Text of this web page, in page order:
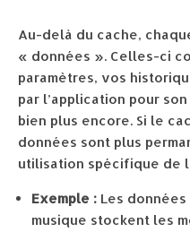
Au-delà du cache,
« données ». Celles-ci
paramètres, vos
par l’application pour
bien plus encore. Si le
données sont plus
utilisation spécifique de
Exemple : Les
musique stockent les